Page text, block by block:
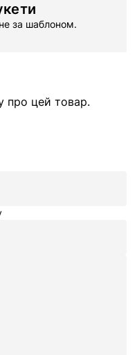
не за шаблоном.
про цей товар.